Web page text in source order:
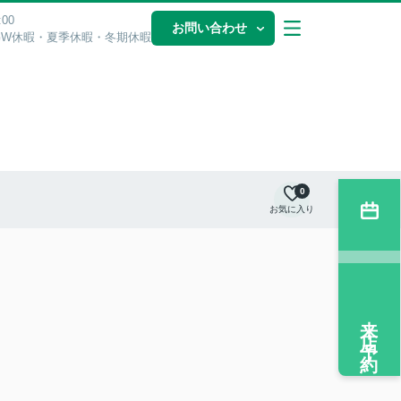
休暇・夏季休暇・冬期休暇
お問い合わせ
お気に入り
0
来店予約